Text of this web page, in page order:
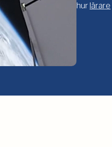
hur lärare